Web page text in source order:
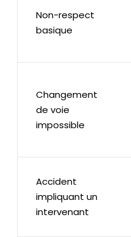
Non-respect
basique
Changement
de voie
impossible
Accident
impliquant un
intervenant